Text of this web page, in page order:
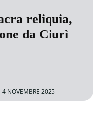
reliquia,
da Ciurì
4 NOVEMBRE 2025